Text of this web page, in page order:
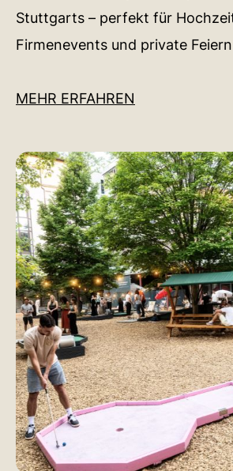
Stuttgarts – perfekt für
Firmenevents und private
MEHR ERFAHREN